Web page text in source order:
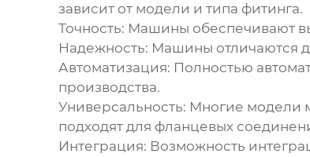
зависит от модели и типа фитинга.
Точность: Машины обеспечивают
Надежность: Машины отличаются
Автоматизация: Полностью
производства.
Универсальность: Многие модели
подходят для фланцевых
Интеграция: Возможность